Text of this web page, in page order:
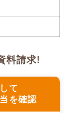
て
を確認
料請求!